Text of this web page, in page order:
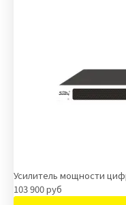
Усилитель мощности
103 900 руб